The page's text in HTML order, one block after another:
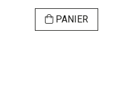
PANIER